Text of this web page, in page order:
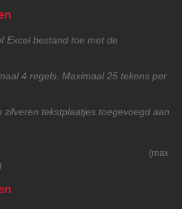
Excel bestand toe met de
4 regels. Maximaal 25 tekens per
zilveren tekstplaatjes toegevoegd aan
(max